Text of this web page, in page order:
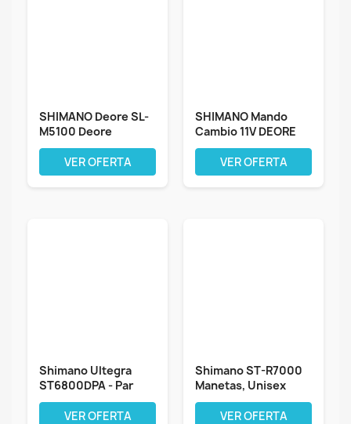
SHIMANO Deore SL-
M5100 Deore
palanca de cambio,...
VER OFERTA
SHIMANO Mando
Cambio 11V DEORE
SLM5100RAP,...
VER OFERTA
Shimano Ultegra
ST6800DPA - Par
Palancas 11X2V....
VER OFERTA
Shimano ST-R7000
Manetas, Unisex
Adulto, Negro,...
VER OFERTA